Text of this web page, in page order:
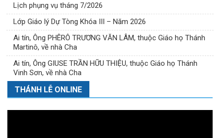
Lịch phụng vụ tháng 7/2026
Lớp Giáo lý Dự Tòng Khóa III – Năm 2026
Ai tín, Ông PHÊRÔ TRƯƠNG VĂN LÂM, thuộc Giáo họ Thánh
Martinô, về nhà Cha
Ai tín, Ông GIUSE TRẦN HỮU THIỆU, thuộc Giáo họ Thánh
Vinh Sơn, về nhà Cha
THÁNH LỄ ONLINE